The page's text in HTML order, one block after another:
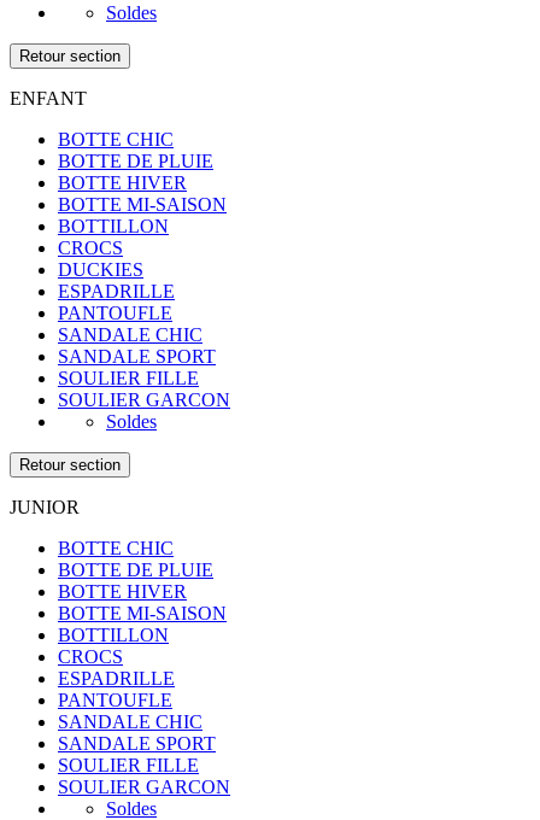
Soldes
Retour section
ENFANT
BOTTE CHIC
BOTTE DE PLUIE
BOTTE HIVER
BOTTE MI-SAISON
BOTTILLON
CROCS
DUCKIES
ESPADRILLE
PANTOUFLE
SANDALE CHIC
SANDALE SPORT
SOULIER FILLE
SOULIER GARCON
Soldes
Retour section
JUNIOR
BOTTE CHIC
BOTTE DE PLUIE
BOTTE HIVER
BOTTE MI-SAISON
BOTTILLON
CROCS
ESPADRILLE
PANTOUFLE
SANDALE CHIC
SANDALE SPORT
SOULIER FILLE
SOULIER GARCON
Soldes